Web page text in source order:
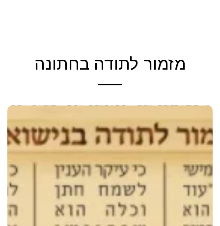
מזמור לתודה בחתונה